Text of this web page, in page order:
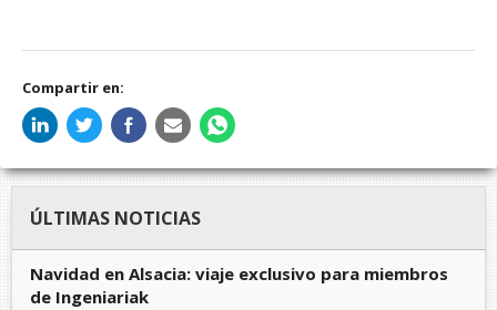
Compartir en:
ÚLTIMAS NOTICIAS
Navidad en Alsacia: viaje exclusivo para miembros
de Ingeniariak